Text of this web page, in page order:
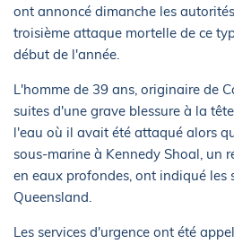
ont annoncé dimanche les
troisième attaque mortelle de ce
début de l'année.
L'homme de 39 ans, originaire de
suites d'une grave blessure à la
l'eau où il avait été attaqué alors
sous-marine à Kennedy Shoal, un
en eaux profondes, ont indiqué les
Queensland.
Les services d'urgence ont été